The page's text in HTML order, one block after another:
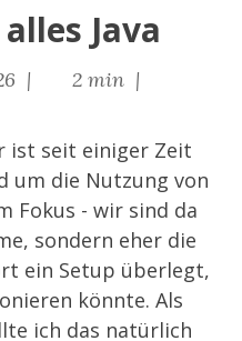
Java
|
2 min |
ist seit einiger Zeit
um die Nutzung von
Fokus - wir sind da
sondern eher die
ein Setup überlegt,
könnte. Als
ich das natürlich